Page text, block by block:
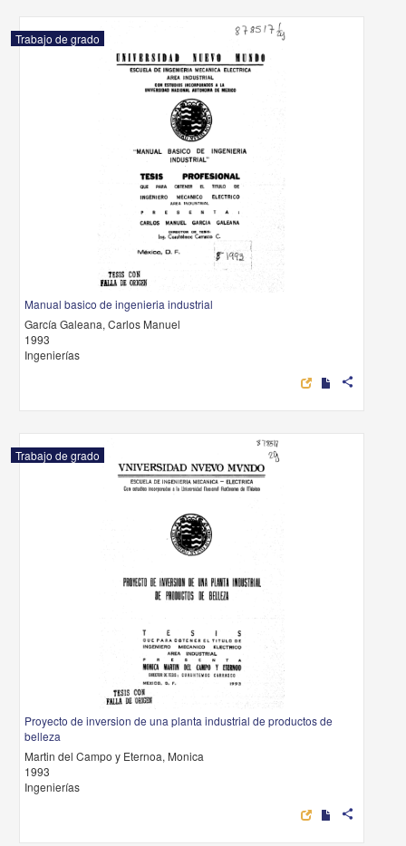
Trabajo de grado
Manual basico de ingenieria industrial
García Galeana, Carlos Manuel
1993
Ingenierías
share
Trabajo de grado
Proyecto de inversion de una planta industrial de productos de
belleza
Martin del Campo y Eternoa, Monica
1993
Ingenierías
share